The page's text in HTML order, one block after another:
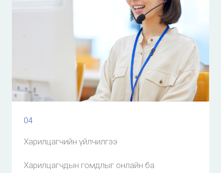
04
Харилцагчийн үйлчилгээ
Харилцагчдын гомдлыг онлайн ба